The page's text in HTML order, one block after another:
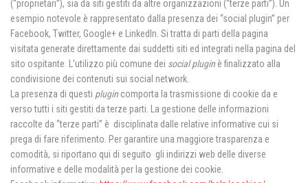
(“proprietari”), sia da siti gestiti da altre organizzazioni (“terze parti”). Un
esempio notevole è rappresentato dalla presenza dei “social plugin” per
Facebook, Twitter, Google+ e LinkedIn. Si tratta di parti della pagina
visitata generate direttamente dai suddetti siti ed integrati nella pagina del
sito ospitante. L'utilizzo più comune dei social plugin è finalizzato alla
condivisione dei contenuti sui social network.
La presenza di questi plugin comporta la trasmissione di cookie da e
verso tutti i siti gestiti da terze parti. La gestione delle informazioni
raccolte da “terze parti” è disciplinata dalle relative informative cui si
prega di fare riferimento. Per garantire una maggiore trasparenza e
comodità, si riportano qui di seguito gli indirizzi web delle diverse
informative e delle modalità per la gestione dei cookie.